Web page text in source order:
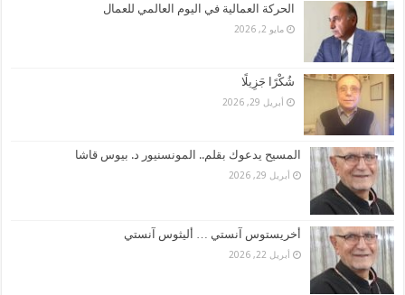
الحركة العمالية في اليوم العالمي للعمال
مايو 2, 2026
شُكْرًا جَزِيلًا
أبريل 29, 2026
المسيح يدعوك بقلم.. المونسنيور د. بيوس قاشا
أبريل 29, 2026
أخريستوس آنستي … أليثوس آنستي
أبريل 22, 2026